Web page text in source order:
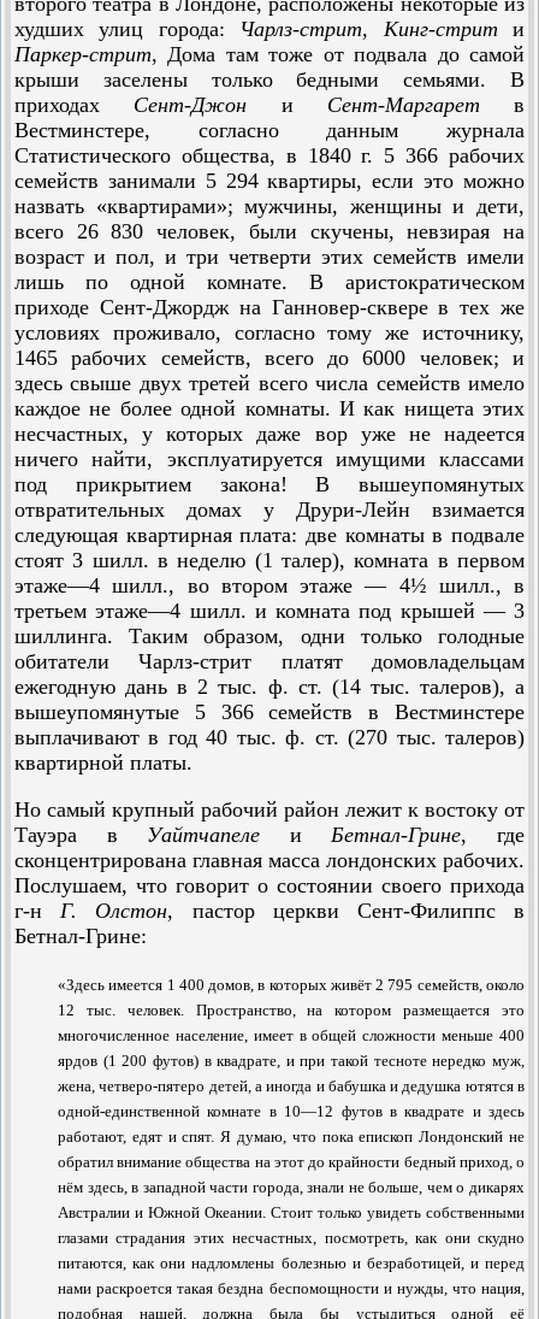
худших улиц города: Чарлз-стрит, Кинг-стрит и
Паркер-стрит, Дома там тоже от подвала до самой
крыши заселены только бедными семьями. В
приходах Сент-Джон и Сент-Маргарет в
Вестминстере, согласно данным журнала
Статистического общества, в 1840 г. 5 366 рабочих
семейств занимали 5 294 квартиры, если это можно
назвать «квартирами»; мужчины, женщины и дети,
всего 26 830 человек, были скучены, невзирая на
возраст и пол, и три четверти этих семейств имели
лишь по одной комнате. В аристократическом
приходе Сент-Джордж на Ганновер-сквере в тех же
условиях проживало, согласно тому же источнику,
1465 рабочих семейств, всего до 6000 человек; и
здесь свыше двух третей всего числа семейств имело
каждое не более одной комнаты. И как нищета этих
несчастных, у ко­торых даже вор уже не надеется
ничего найти, эксплуатируется имущими классами
под прикрытием закона! В вышеупомянутых
отвратительных домах у Друри-Лейн взимается
следующая квартирная плата: две комнаты в подвале
стоят 3 шилл. в неделю (1 талер), комната в первом
этаже—4 шилл., во втором этаже — 4½ шилл., в
третьем этаже—4 шилл. и комната под крышей — 3
шиллинга. Таким образом, одни только голодные
обитатели Чарлз-стрит платят домовладельцам
ежегодную дань в 2 тыс. ф. ст. (14 тыс. талеров), а
вышеупомянутые 5 366 семейств в Вестминстере
выплачивают в год 40 тыс. ф. ст. (270 тыс. талеров)
квартирной платы.
Но самый крупный рабочий район лежит к востоку от
Тауэра в Уайтчапеле иБетнал-Грине, где
сконцентрирована главная масса лондонских рабочих.
Послушаем, что говорит о состоянии своего прихода
г-нГ. Олстон, пастор церкви Сент-Филиппс в
Бетнал-Грине:
«Здесь имеется 1 400 домов, в которых живёт 2 795 семейств, около
12 тыс. человек. Пространство, на котором размещается это
многочислен­ное население, имеет в общей сложности меньше 400
ярдов (1 200 футов) в квадрате, и при такой тесноте нередко муж,
жена, четверо-пятеро детей, а иногда и бабушка и дедушка ютятся в
одной-единственной комнате в 10—12 футов в квадрате и здесь
работают, едят и спят. Я думаю, что пока епископ Лондонский не
обратил внимание общества на этот до крайности бедный приход, о
нём здесь, в западной части города, знали не больше, чем о дикарях
Австралии и Южной Океании. Стоит только увидеть собственными
глазами страдания этих несчастных, посмотреть, как они скудно
питаются, как они надломлены болезнью и безработицей, и перед
нами раскроется такая бездна беспомощности и нужды, что нация,
подобная нашей, должна была бы устыдиться одной её